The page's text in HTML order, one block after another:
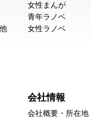
女性まんが
青年ラノベ
女性ラノベ
会社情報
会社概要・所在地